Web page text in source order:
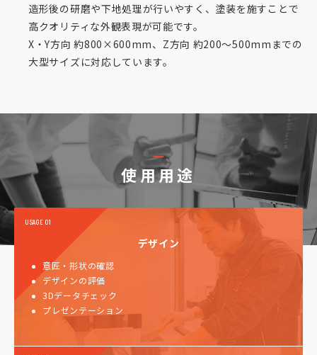
造形後の研磨や下地処理が行いやすく、塗装を施すことで
高クオリティな外観表現が可能です。
X・Y方向 約800×600mm、Z方向 約200～500mmまでの
大型サイズに対応しています。
使用用途
USAGE 01
デザイン
意匠・形状の確認
デザインの評価
3Dデータチェック
プレゼンテーション